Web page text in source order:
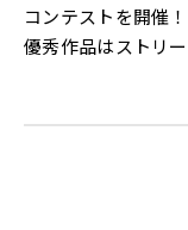
コンテストを開催！
優秀作品はストリ